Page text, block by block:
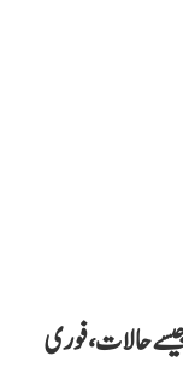
سالی جیسے حالات، فوری